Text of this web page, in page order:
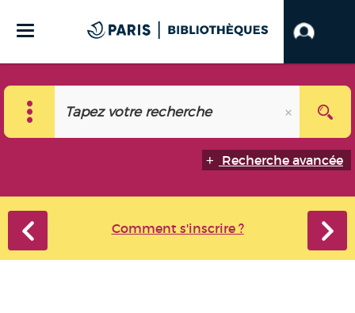
Recherche avancée
Comment s'inscrire ?